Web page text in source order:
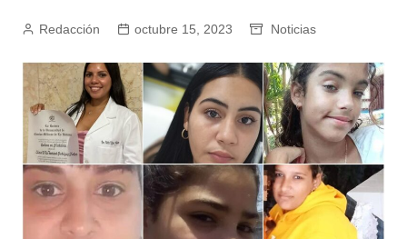
Redacción octubre 15, 2023 Noticias